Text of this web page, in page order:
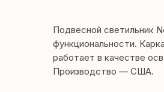
Подвесной светильник
функциональности.
работает в качестве
Производство — США.